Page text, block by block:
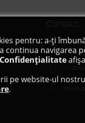
SC
Bd.
pentru: a-ți
continua navigarea
pe website-ul
.